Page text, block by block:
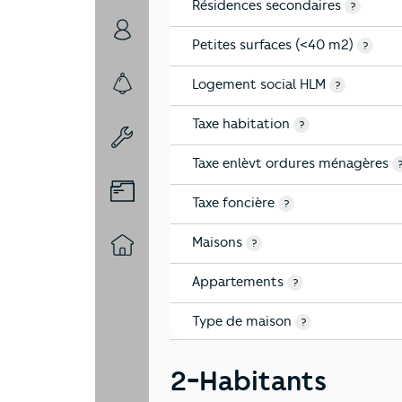
6-Politique
7-Sécurité
8-Chauffage
9-Diagnostic risques
10-Logement
Résidences secondaires ?
Petites surfaces (<40 m2) ?
Logement social HLM ?
Taxe habitation ?
Taxe enlèvt ordures ménagères ?
Taxe foncière ?
Maisons ?
Appartements ?
Type de maison ?
2-Habitants